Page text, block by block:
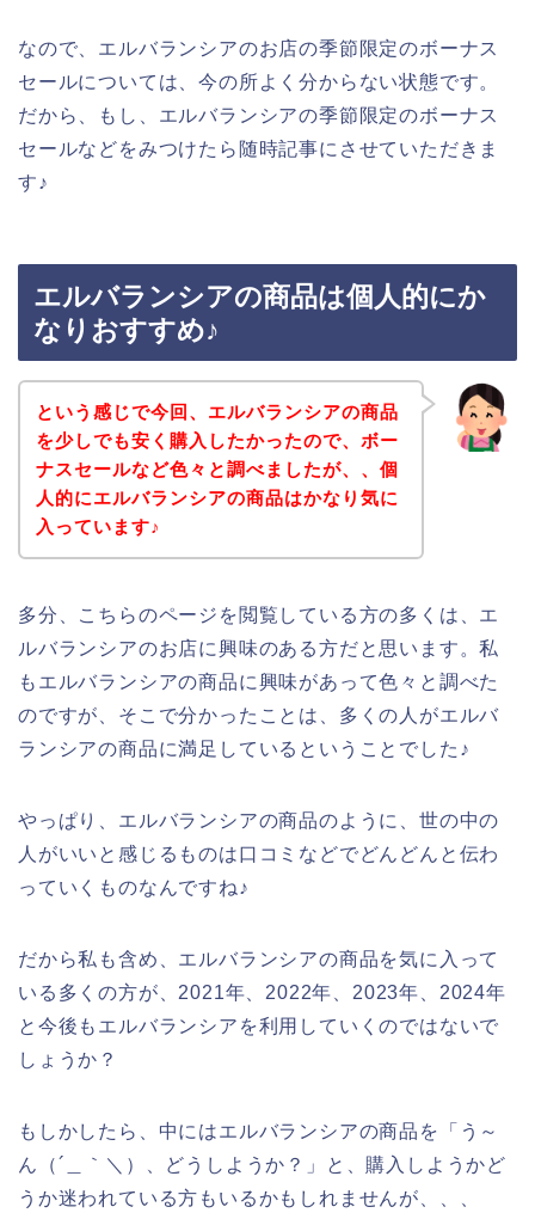
なので、エルバランシアのお店の季節限定のボーナス
セールについては、今の所よく分からない状態です。
だから、もし、エルバランシアの季節限定のボーナス
セールなどをみつけたら随時記事にさせていただきま
す♪
エルバランシアの商品は個人的にか
なりおすすめ♪
という感じで今回、エルバランシアの商品
を少しでも安く購入したかったので、ボー
ナスセールなど色々と調べましたが、、個
人的にエルバランシアの商品はかなり気に
入っています♪
多分、こちらのページを閲覧している方の多くは、エ
ルバランシアのお店に興味のある方だと思います。私
もエルバランシアの商品に興味があって色々と調べた
のですが、そこで分かったことは、多くの人がエルバ
ランシアの商品に満足しているということでした♪
やっぱり、エルバランシアの商品のように、世の中の
人がいいと感じるものは口コミなどでどんどんと伝わ
っていくものなんですね♪
だから私も含め、エルバランシアの商品を気に入って
いる多くの方が、2021年、2022年、2023年、2024年
と今後もエルバランシアを利用していくのではないで
しょうか？
もしかしたら、中にはエルバランシアの商品を「う～
ん（´＿｀＼）、どうしようか？」と、購入しようかど
うか迷われている方もいるかもしれませんが、、、